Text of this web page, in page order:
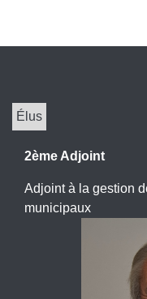
Élus
2ème Adjoint
Adjoint à la gestion
municipaux